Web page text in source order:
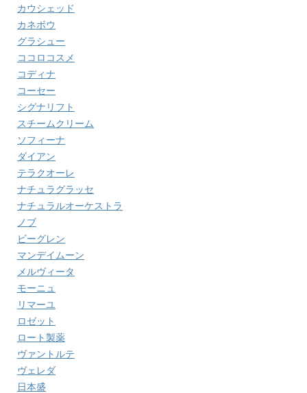
カウシェッド
カネボウ
グラシュー
ココロコスメ
コディナ
コーセー
シグナリフト
スチームクリーム
ソフィーナ
ダイアン
テラクオーレ
ナチュラグラッセ
ナチュラルオーケストラ
ノブ
ビーグレン
マンデイムーン
メルヴィータ
モーニュ
リマーユ
ロゼット
ロート製薬
ヴァントルテ
ヴェレダ
日本盛